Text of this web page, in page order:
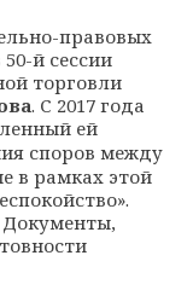
правовых
й сессии
торговли
. С 2017 года
ей
споров между
в рамках этой
Документы,